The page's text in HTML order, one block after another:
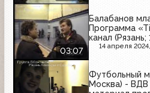
03:07
Балабанов
Программа
канал (Рязань;
14 апреля
Футбольный
Москва) - ВДВ